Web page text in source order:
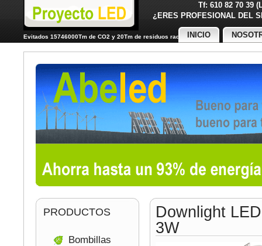
Tf: 610 82 70 39
¿ERES PROFESIONAL
Evitados 15746000Tm de CO2 y 20Tm de residuos radiactivos
INICIO
Downlight
3W
PRODUCTOS
Bombillas